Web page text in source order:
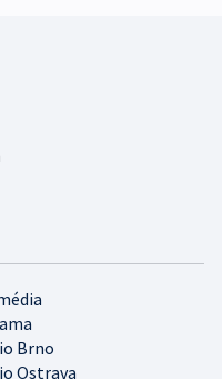
Brno
Ostrava